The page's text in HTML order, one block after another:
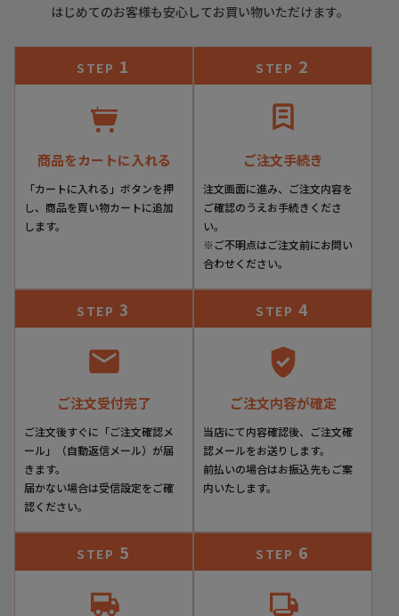
はじめてのお客様も安心してお買い物いただけます。
STEP 1
商品をカートに入れる
「カートに入れる」ボタンを押
し、商品を買い物カートに追加
します。
STEP 2
ご注文手続き
注文画面に進み、ご注文内容を
ご確認のうえお手続きくださ
い。
※ご不明点はご注文前にお問い
合わせください。
STEP 3
ご注文受付完了
ご注文後すぐに「ご注文確認メ
ール」（自動返信メール）が届
きます。
届かない場合は受信設定をご確
認ください。
STEP 4
ご注文内容が確定
当店にて内容確認後、ご注文確
認メールをお送りします。
前払いの場合はお振込先もご案
内いたします。
STEP 5 STEP 6